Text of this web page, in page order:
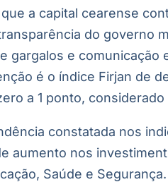
a capital cearense
do governo
gargalos e comunicação
é o índice Firjan de
a 1 ponto, considerado
constatada nos
aumento nos
Saúde e